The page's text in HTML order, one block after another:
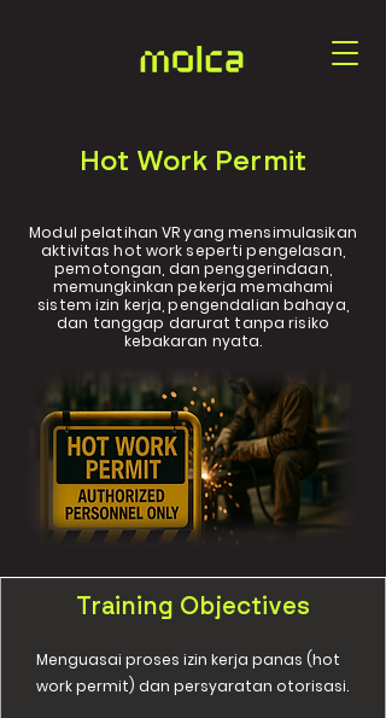
Hot Work Permit
Modul pelatihan VR yang mensimulasikan
aktivitas hot work seperti pengelasan,
pemotongan, dan penggerindaan,
memungkinkan pekerja memahami
sistem izin kerja, pengendalian bahaya,
dan tanggap darurat tanpa risiko
kebakaran nyata.
Training Objectives
Menguasai proses izin kerja panas (hot
work permit) dan persyaratan otorisasi.